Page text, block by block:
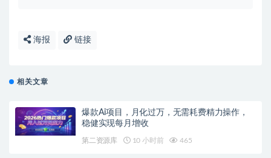
海报 链接
相关文章
爆款Ai项目，月化过万，无需耗费精力操作，
稳健实现每月增收
第二资源库 10 小时前 465